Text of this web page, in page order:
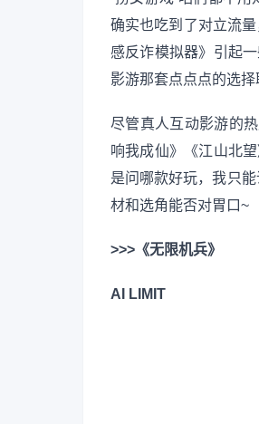
确实也吃到了对立流
感反诈模拟器》引起
影游那套点点点的选
尽管真人互动影游的
响我成仙》《江山北
是问哪款好玩，我只
材和选角能否对胃口~
>>>《无限机兵》
AI LIMIT